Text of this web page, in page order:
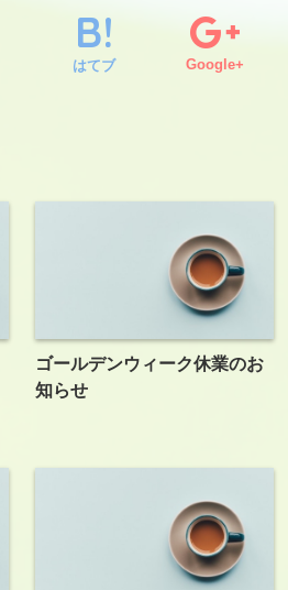
はてブ Google+
ゴールデンウィーク休業のお
知らせ